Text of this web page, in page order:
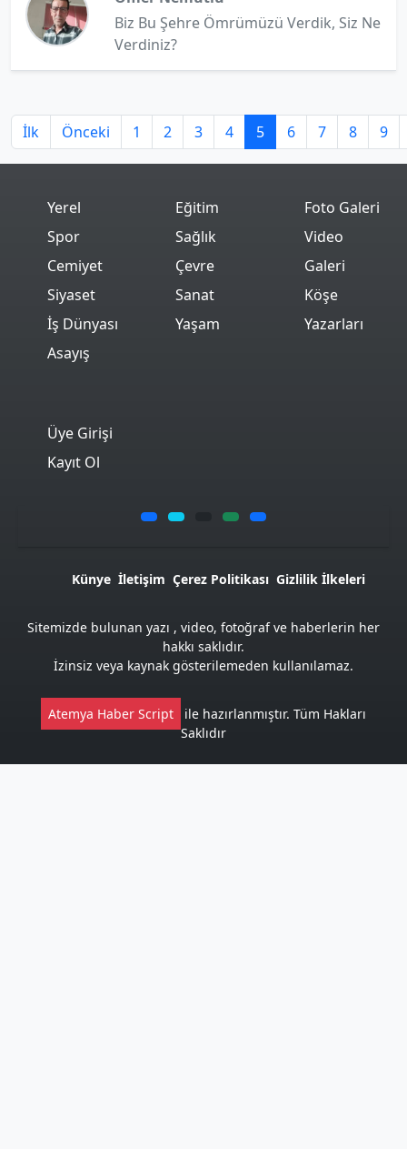
Biz Bu Şehre Ömrümüzü Verdik, Siz Ne
Verdiniz?
İlk Önceki 1 2 3 4 5 6 7 8 9
Yerel
Spor
Cemiyet
Siyaset
İş Dünyası
Asayış
Eğitim
Sağlık
Çevre
Sanat
Yaşam
Foto Galeri
Video
Galeri
Köşe
Yazarları
Üye Girişi
Kayıt Ol
Künye İletişim Çerez Politikası Gizlilik İlkeleri
Sitemizde bulunan yazı , video, fotoğraf ve haberlerin her
hakkı saklıdır.
İzinsiz veya kaynak gösterilemeden kullanılamaz.
Atemya Haber Script
ile hazırlanmıştır. Tüm Hakları
Saklıdır